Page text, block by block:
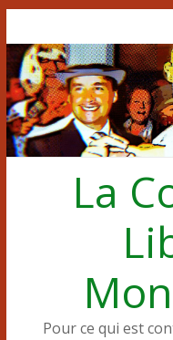
au
contenu
La
Pour ce qui est